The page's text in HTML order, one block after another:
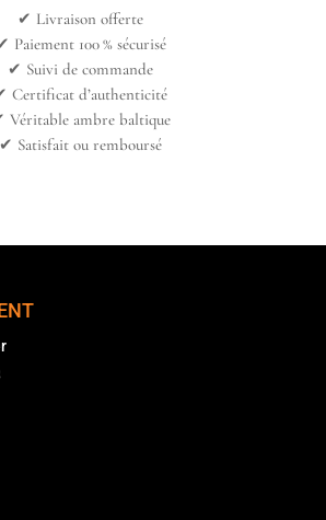
✔︎ Livraison offerte
Paiement 100 % sécurisé
✔︎ Suivi de commande
Certificat d’authenticité
Véritable ambre baltique
✔︎ Satisfait ou remboursé